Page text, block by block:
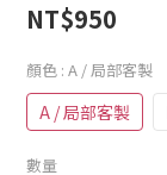
NT$950
顏色 : A / 局部客製
A / 局部客製
數量